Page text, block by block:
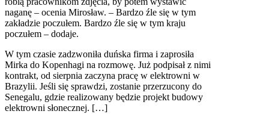
naganę – ocenia Mirosław. – Bardzo źle się w tym
zakładzie poczułem. Bardzo źle się w tym kraju
poczułem – dodaje.
W tym czasie zadzwoniła duńska firma i zaprosiła
Mirka do Kopenhagi na rozmowę. Już podpisał z nimi
kontrakt, od sierpnia zaczyna pracę w elektrowni w
Brazylii. Jeśli się sprawdzi, zostanie przerzucony do
Senegalu, gdzie realizowany będzie projekt budowy
elektrowni słonecznej. […]